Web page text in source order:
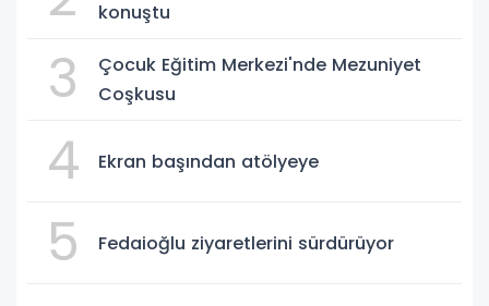
konuştu
3
Çocuk Eğitim Merkezi'nde Mezuniyet
Coşkusu
4 Ekran başından atölyeye
5 Fedaioğlu ziyaretlerini sürdürüyor